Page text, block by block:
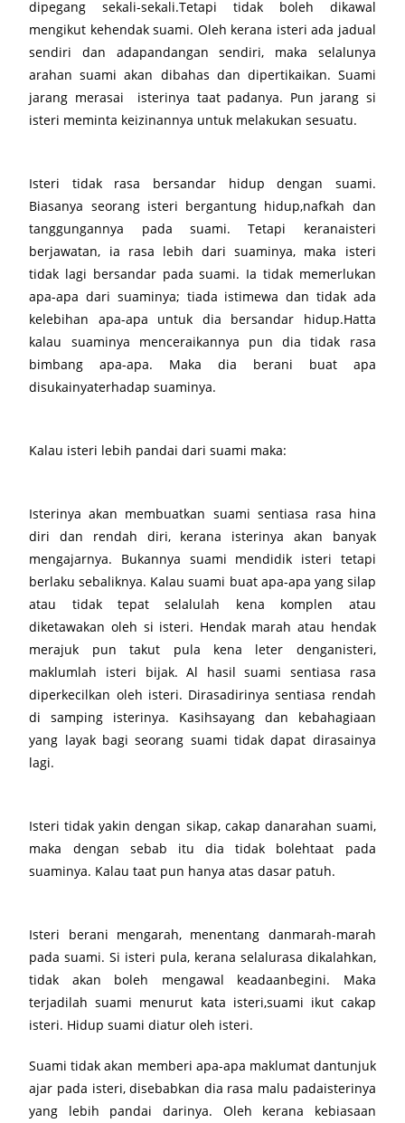
dipegang sekali-sekali.Tetapi tidak boleh dikawal
mengikut kehendak suami. Oleh kerana isteri ada jadual
sendiri dan adapandangan sendiri, maka selalunya
arahan suami akan dibahas dan dipertikaikan. Suami
jarang merasai isterinya taat padanya. Pun jarang si
isteri meminta keizinannya untuk melakukan sesuatu.
Isteri tidak rasa bersandar hidup dengan suami.
Biasanya seorang isteri bergantung hidup,nafkah dan
tanggungannya pada suami. Tetapi keranaisteri
berjawatan, ia rasa lebih dari suaminya, maka isteri
tidak lagi bersandar pada suami. Ia tidak memerlukan
apa-apa dari suaminya; tiada istimewa dan tidak ada
kelebihan apa-apa untuk dia bersandar hidup.Hatta
kalau suaminya menceraikannya pun dia tidak rasa
bimbang apa-apa. Maka dia berani buat apa
disukainyaterhadap suaminya.
Kalau isteri lebih pandai dari suami maka:
Isterinya akan membuatkan suami sentiasa rasa hina
diri dan rendah diri, kerana isterinya akan banyak
mengajarnya. Bukannya suami mendidik isteri tetapi
berlaku sebaliknya. Kalau suami buat apa-apa yang silap
atau tidak tepat selalulah kena komplen atau
diketawakan oleh si isteri. Hendak marah atau hendak
merajuk pun takut pula kena leter denganisteri,
maklumlah isteri bijak. Al hasil suami sentiasa rasa
diperkecilkan oleh isteri. Dirasadirinya sentiasa rendah
di samping isterinya. Kasihsayang dan kebahagiaan
yang layak bagi seorang suami tidak dapat dirasainya
lagi.
Isteri tidak yakin dengan sikap, cakap danarahan suami,
maka dengan sebab itu dia tidak bolehtaat pada
suaminya. Kalau taat pun hanya atas dasar patuh.
Isteri berani mengarah, menentang danmarah-marah
pada suami. Si isteri pula, kerana selalurasa dikalahkan,
tidak akan boleh mengawal keadaanbegini. Maka
terjadilah suami menurut kata isteri,suami ikut cakap
isteri. Hidup suami diatur oleh isteri.
Suami tidak akan memberi apa-apa maklumat dantunjuk
ajar pada isteri, disebabkan dia rasa malu padaisterinya
yang lebih pandai darinya. Oleh kerana kebiasaan